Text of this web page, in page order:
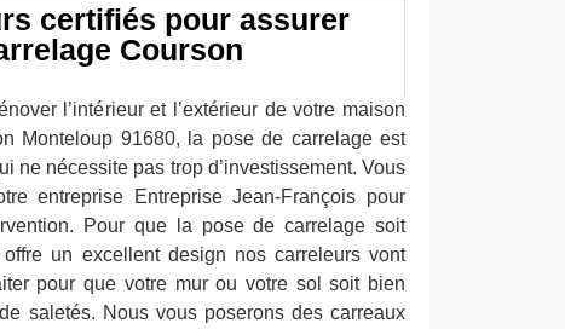
certifiés pour assurer
Courson
l’intérieur et l’extérieur de votre maison
Monteloup 91680, la pose de carrelage est
ne nécessite pas trop d’investissement. Vous
entreprise Entreprise Jean-François pour
Pour que la pose de carrelage soit
un excellent design nos carreleurs vont
pour que votre mur ou votre sol soit bien
saletés. Nous vous poserons des carreaux